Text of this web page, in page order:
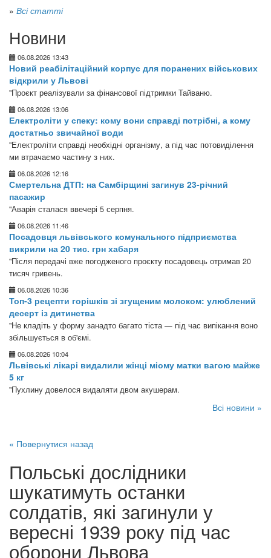
» Всі статті
Новини
06.08.2026 13:43
Новий реабілітаційний корпус для поранених військових
відкрили у Львові
"Проєкт реалізували за фінансової підтримки Тайваню.
06.08.2026 13:06
Електроліти у спеку: кому вони справді потрібні, а кому
достатньо звичайної води
"Електроліти справді необхідні організму, а під час потовиділення
ми втрачаємо частину з них.
06.08.2026 12:16
Смертельна ДТП: на Самбірщині загинув 23-річний
пасажир
"Аварія сталася ввечері 5 серпня.
06.08.2026 11:46
Посадовця львівського комунального підприємства
викрили на 20 тис. грн хабаря
"Після передачі вже погодженого проєкту посадовець отримав 20
тисяч гривень.
06.08.2026 10:36
Топ-3 рецепти горішків зі згущеним молоком: улюблений
десерт із дитинства
"Не кладіть у форму занадто багато тіста — під час випікання воно
збільшується в об'ємі.
06.08.2026 10:04
Львівські лікарі видалили жінці міому матки вагою майже
5 кг
"Пухлину довелося видаляти двом акушерам.
Всі новини »
« Повернутися назад
Польські дослідники
шукатимуть останки
солдатів, які загинули у
вересні 1939 року під час
оборони Львова